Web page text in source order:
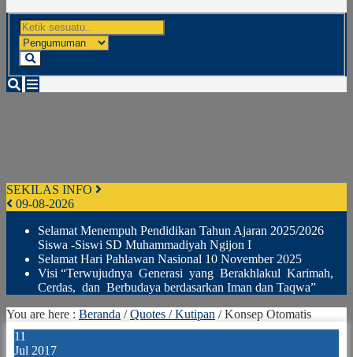
SEKILAS INFO
09-08-2026
Selamat Menempuh Pendidikan Tahun Ajaran 2025/2026
Siswa -Siswi SD Muhammadiyah Ngijon I
Selamat Hari Pahlawan Nasional 10 November 2025
Visi “Terwujudnya Generasi yang Berakhlakul Karimah,
Cerdas, dan Berbudaya berdasarkan Iman dan Taqwa”
You are here : Beranda /Quotes / Kutipan /Konsep Otomatis
11
Jul 2017